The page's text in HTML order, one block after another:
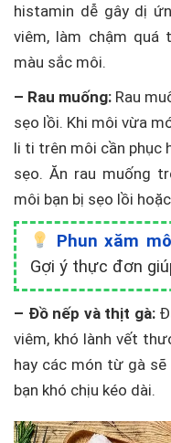
histamin dễ gây dị
viêm, làm chậm quá
màu sắc môi.
– Rau muống: Rau
sẹo lồi. Khi môi vừa
li ti trên môi cần phục
sẹo. Ăn rau muống
môi bạn bị sẹo lồi
Phun xăm
Gợi ý thực đơn
– Đồ nếp và thịt gà:
viêm, khó lành vết
hay các món từ gà sẽ
bạn khó chịu kéo dài.